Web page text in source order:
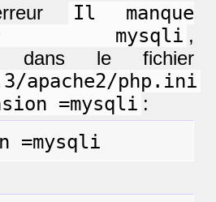
Il manque
mysqli ,
dans le fichier
apache2/php.ini
=mysqli :